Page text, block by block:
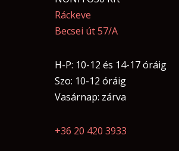
Ráckeve
Becsei út 57/A
H-P: 10-12 és 14-17 óráig
Szo: 10-12 óráig
Vasárnap: zárva
+36 20 420 3933